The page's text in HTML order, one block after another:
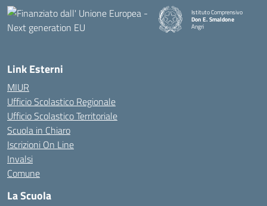
Istituto Comprensivo
Don E. Smaldone
Angri
Link Esterni
MIUR
Ufficio Scolastico Regionale
Ufficio Scolastico Territoriale
Scuola in Chiaro
Iscrizioni On Line
Invalsi
Comune
La Scuola